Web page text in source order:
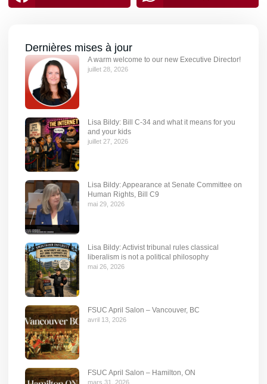
Dernières mises à jour
A warm welcome to our new Executive Director!
juillet 28, 2026
Lisa Bildy: Bill C-34 and what it means for you
and your kids
juillet 27, 2026
Lisa Bildy: Appearance at Senate Committee on
Human Rights, Bill C9
mai 29, 2026
Lisa Bildy: Activist tribunal rules classical
liberalism is not a political philosophy
mai 26, 2026
FSUC April Salon – Vancouver, BC
avril 13, 2026
FSUC April Salon – Hamilton, ON
mars 31, 2026